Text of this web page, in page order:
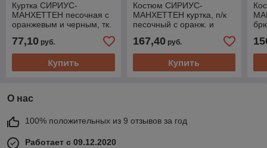
Куртка СИРИУС-
МАНХЕТТЕН песочная с
оранжевым и черным, тк.
77,10 руб.
Купить
Костюм СИРИУС-
МАНХЕТТЕН куртка, п/к
песочный с оранж. и
черным тк. стрейч пл. 250
г/кв.м
167,40руб.
Купить
О нас
100% положительных из 9 отзывов за год
Работает с 09.12.2020